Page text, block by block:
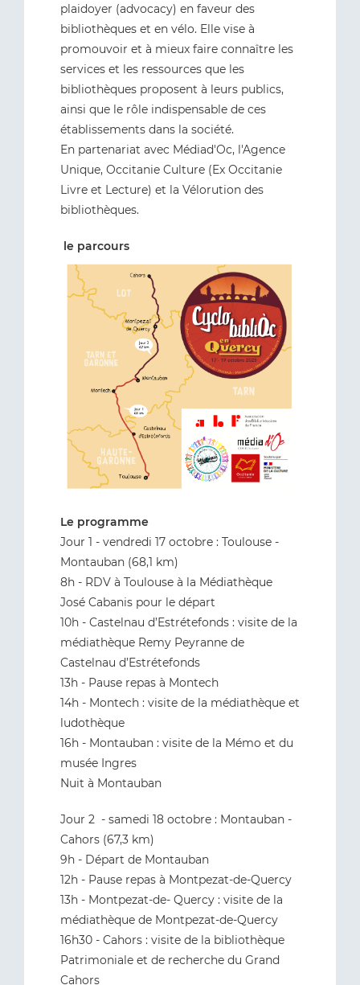
plaidoyer (advocacy) en faveur des
bibliothèques et en vélo. Elle vise à
promouvoir et à mieux faire connaître les
services et les ressources que les
bibliothèques proposent à leurs publics,
ainsi que le rôle indispensable de ces
établissements dans la société.
En partenariat avec Médiad'Oc, l'Agence
Unique, Occitanie Culture (Ex Occitanie
Livre et Lecture) et la Vélorution des
bibliothèques.
le parcours
Le programme
Jour 1 - vendredi 17 octobre : Toulouse -
Montauban (68,1 km)
8h - RDV à Toulouse à la Médiathèque
José Cabanis pour le départ
10h - Castelnau d’Estrétefonds : visite de la
médiathèque Remy Peyranne de
Castelnau d’Estrétefonds
13h - Pause repas à Montech
14h - Montech : visite de la médiathèque et
ludothèque
16h - Montauban : visite de la Mémo et du
musée Ingres
Nuit à Montauban
Jour 2 - samedi 18 octobre : Montauban -
Cahors (67,3 km)
9h - Départ de Montauban
12h - Pause repas à Montpezat-de-Quercy
13h - Montpezat-de- Quercy : visite de la
médiathèque de Montpezat-de-Quercy
16h30 - Cahors : visite de la bibliothèque
Patrimoniale et de recherche du Grand
Cahors